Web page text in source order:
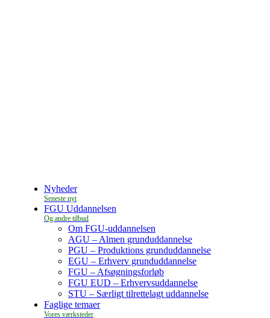
Nyheder
FGU Uddannelsen
Om FGU-uddannelsen
AGU – Almen grunduddannelse
PGU – Produktions grunduddannelse
EGU – Erhverv grunduddannelse
FGU – Afsøgningsforløb
FGU EUD – Erhvervsuddannelse
STU – Særligt tilrettelagt uddannelse
Faglige temaer